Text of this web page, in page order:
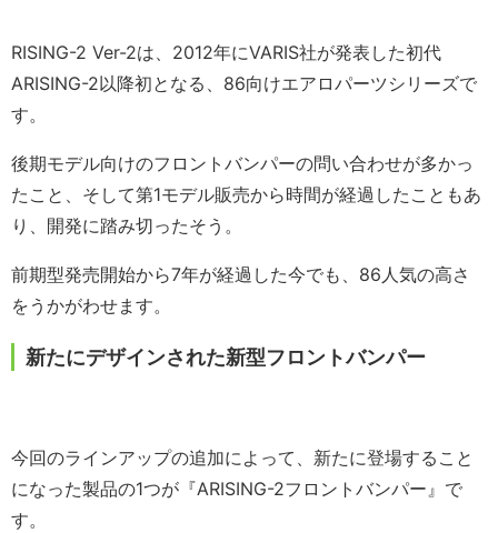
RISING-2 Ver-2は、2012年にVARIS社が発表した初代
ARISING-2以降初となる、86向けエアロパーツシリーズで
す。
後期モデル向けのフロントバンパーの問い合わせが多かっ
たこと、そして第1モデル販売から時間が経過したこともあ
り、開発に踏み切ったそう。
前期型発売開始から7年が経過した今でも、86人気の高さ
をうかがわせます。
新たにデザインされた新型フロントバンパー
今回のラインアップの追加によって、新たに登場すること
になった製品の1つが『ARISING-2フロントバンパー』で
す。